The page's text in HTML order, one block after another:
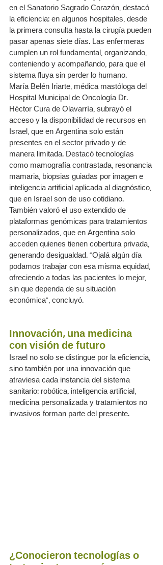
en el Sanatorio Sagrado Corazón, destacó
la eficiencia: en algunos hospitales, desde
la primera consulta hasta la cirugía pueden
pasar apenas siete días. Las enfermeras
cumplen un rol fundamental, organizando,
conteniendo y acompañando, para que el
sistema fluya sin perder lo humano.
María Belén Iriarte, médica mastóloga del
Hospital Municipal de Oncología Dr.
Héctor Cura de Olavarría, subrayó el
acceso y la disponibilidad de recursos en
Israel, que en Argentina solo están
presentes en el sector privado y de
manera limitada. Destacó tecnologías
como mamografía contrastada, resonancia
mamaria, biopsias guiadas por imagen e
inteligencia artificial aplicada al diagnóstico,
que en Israel son de uso cotidiano.
También valoró el uso extendido de
plataformas genómicas para tratamientos
personalizados, que en Argentina solo
acceden quienes tienen cobertura privada,
generando desigualdad. “Ojalá algún día
podamos trabajar con esa misma equidad,
ofreciendo a todas las pacientes lo mejor,
sin que dependa de su situación
económica”, concluyó.
Innovación, una medicina
con visión de futuro
Israel no solo se distingue por la eficiencia,
sino también por una innovación que
atraviesa cada instancia del sistema
sanitario: robótica, inteligencia artificial,
medicina personalizada y tratamientos no
invasivos forman parte del presente.
¿Conocieron tecnologías o